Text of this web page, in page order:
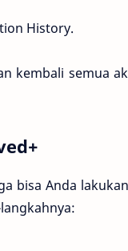
History.
kembali semua
bisa Anda